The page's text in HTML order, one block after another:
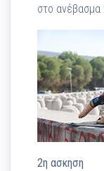
στο ανέβασμα
2η ασκηση